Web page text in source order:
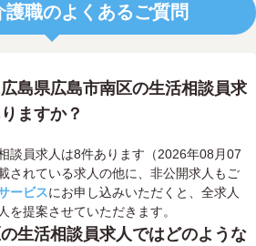
護職のよくあるご質問
島県広島市南区の生活相談員求
ますか？
談員求人は8件あります（2026年08月07
されている求人の他に、非公開求人もご
ービスにお申し込みいただくと、全求人
を提案させていただきます。
生活相談員求人ではどのような